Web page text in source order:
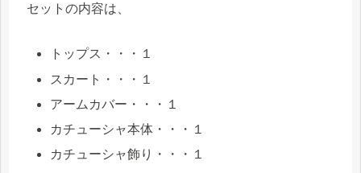
セットの内容は、
トップス・・・１
スカート・・・１
アームカバー・・・１
カチューシャ本体・・・１
カチューシャ飾り・・・１